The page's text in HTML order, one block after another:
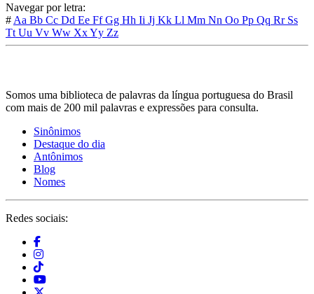
Navegar por letra:
# Aa Bb Cc Dd Ee FfGg Hh Ii Jj Kk Ll Mm Nn Oo Pp Qq Rr Ss
Tt Uu Vv Ww XxYy Zz
Somos uma biblioteca de palavras da língua portuguesa do Brasil
com mais de 200 mil palavras e expressões para consulta.
Sinônimos
Destaque do dia
Antônimos
Blog
Nomes
Redes sociais: